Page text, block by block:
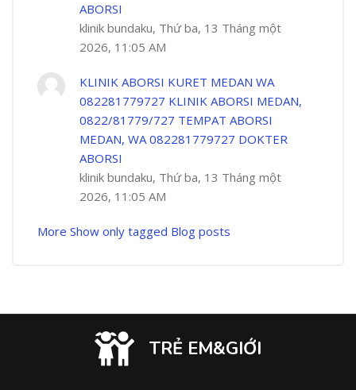
ABORSI
klinik bundaku, Thứ ba, 13 Tháng một
2026, 11:05 AM
KLINIK ABORSI KURET MEDAN WA
082281779727 KLINIK ABORSI MEDAN,
0822/81779/727 TEMPAT ABORSI
MEDAN, WA 082281779727 DOKTER
ABORSI
klinik bundaku, Thứ ba, 13 Tháng một
2026, 11:05 AM
More Show only tagged Blog posts
TRẺ EM&GIỚI